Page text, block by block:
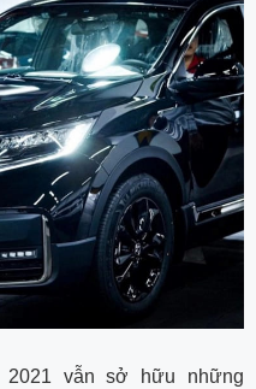
2021 vẫn sở hữu những